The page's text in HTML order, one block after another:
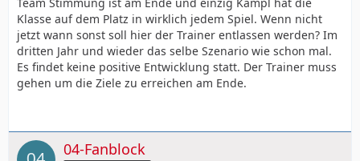
Klasse auf dem Platz in wirklich jedem Spiel. Wenn nicht
jetzt wann sonst soll hier der Trainer entlassen werden? Im
dritten Jahr und wieder das selbe Szenario wie schon mal.
Es findet keine positive Entwicklung statt. Der Trainer muss
gehen um die Ziele zu erreichen am Ende.
04-Fanblock